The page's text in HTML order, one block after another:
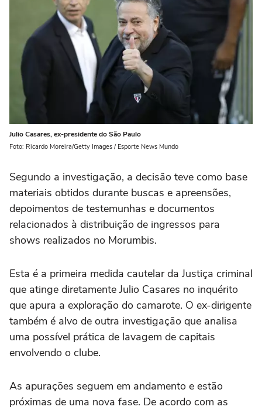
Julio Casares, ex-presidente do São Paulo
Foto: Ricardo Moreira/Getty Images / Esporte News Mundo
Segundo a investigação, a decisão teve como base
materiais obtidos durante buscas e apreensões,
depoimentos de testemunhas e documentos
relacionados à distribuição de ingressos para
shows realizados no Morumbis.
Esta é a primeira medida cautelar da Justiça criminal
que atinge diretamente Julio Casares no inquérito
que apura a exploração do camarote. O ex-dirigente
também é alvo de outra investigação que analisa
uma possível prática de lavagem de capitais
envolvendo o clube.
As apurações seguem em andamento e estão
próximas de uma nova fase. De acordo com as